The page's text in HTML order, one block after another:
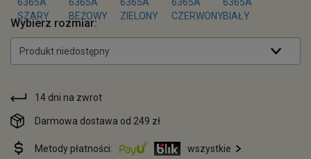
Wybierz rozmiar:
Produkt niedostępny
14 dni na zwrot
Darmowa dostawa od 249 zł
Metody płatności: wszystkie